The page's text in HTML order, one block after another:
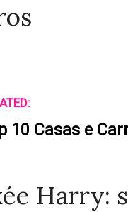
10 Casas e
Harry: